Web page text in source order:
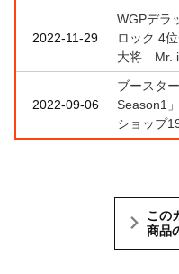
2022-11-29
WGPデラ
ロック 4
大将 Mr.
2022-09-06
ブースタ
Season1
ショップ
この
商品